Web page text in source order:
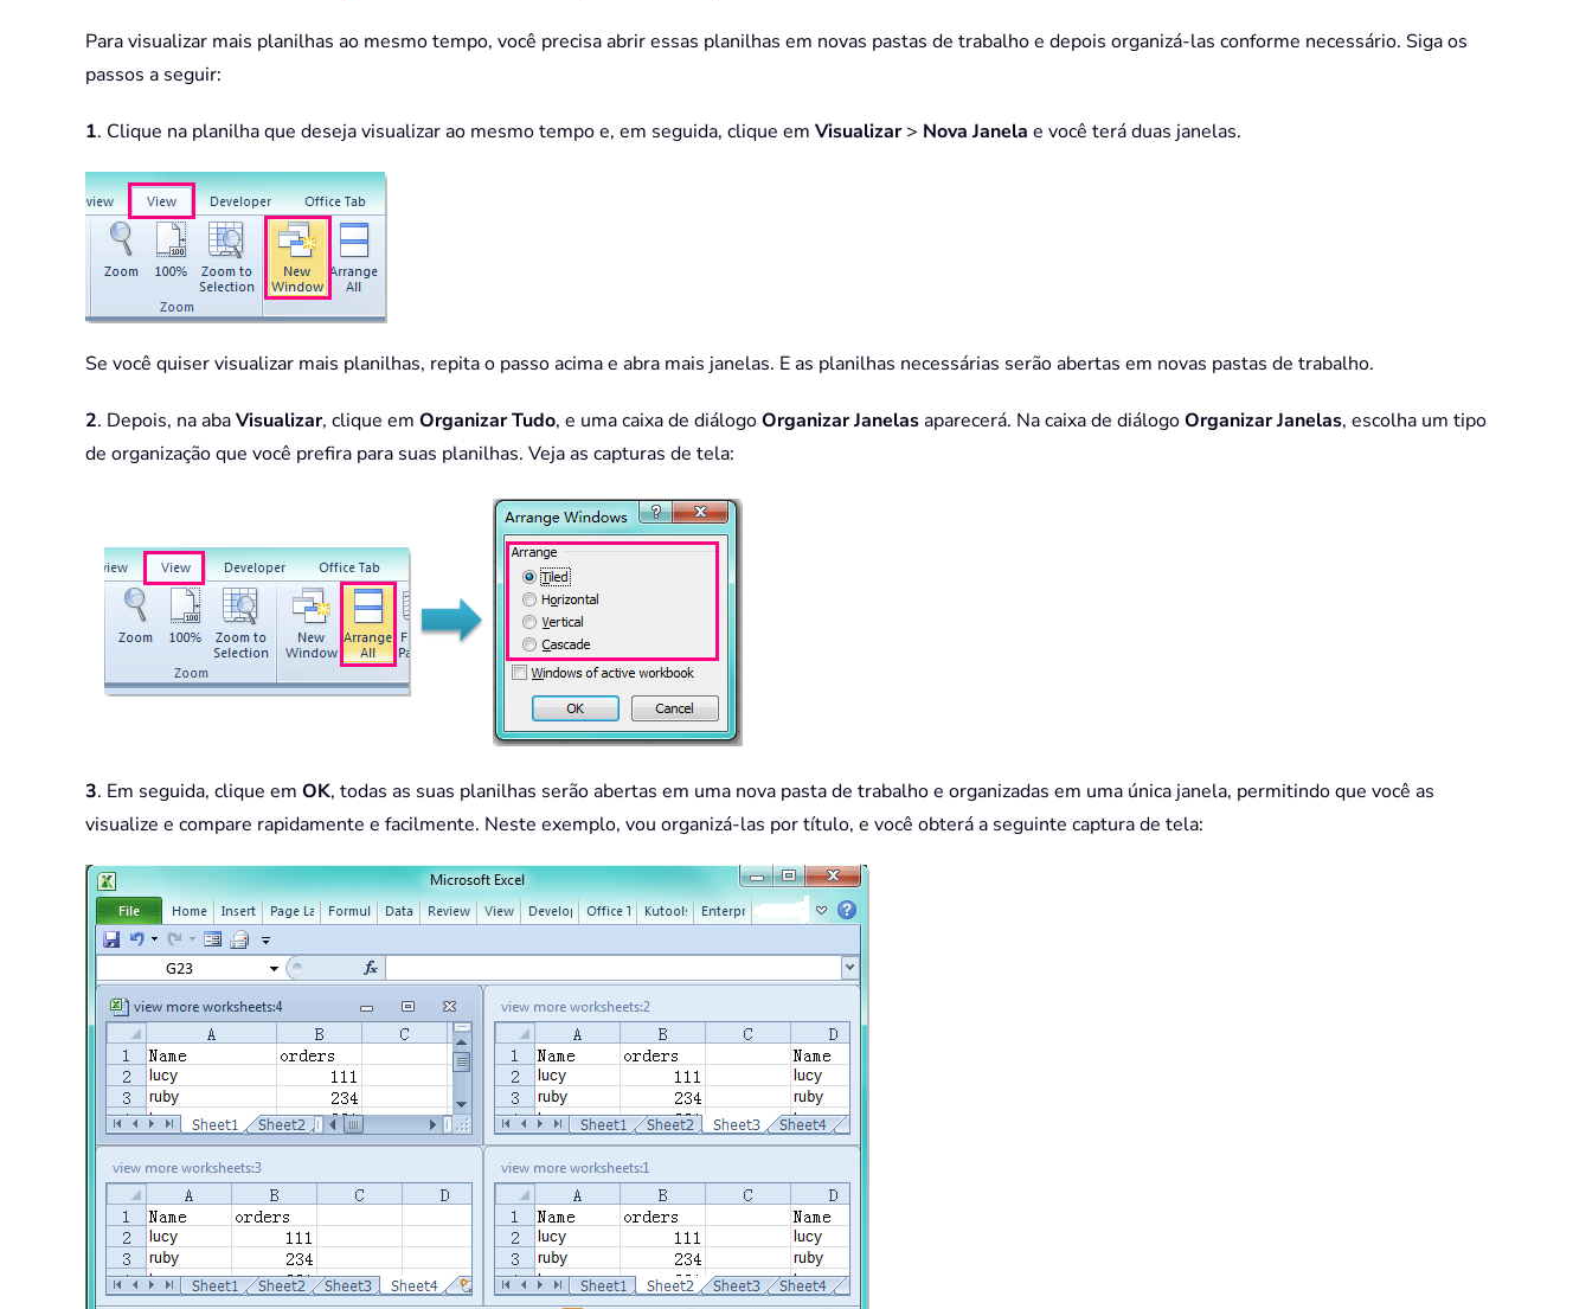
Para visualizar mais planilhas ao mesmo tempo, você precisa abrir essas planilhas em novas pastas de trabalho e depois organizá-las conforme necessário. Siga os
passos a seguir:
1. Clique na planilha que deseja visualizar ao mesmo tempo e, em seguida, clique em Visualizar> Nova Janela e você terá duas janelas.
Se você quiser visualizar mais planilhas, repita o passo acima e abra mais janelas. E as planilhas necessárias serão abertas em novas pastas de trabalho.
2. Depois, na abaVisualizar, clique em Organizar Tudo, e uma caixa de diálogoOrganizar Janelasaparecerá. Na caixa de diálogoOrganizar Janelas, escolha um tipo
de organização que você prefira para suas planilhas. Veja as capturas de tela:
3. Em seguida, clique em OK, todas as suas planilhas serão abertas em uma nova pasta de trabalho e organizadas em uma única janela, permitindo que você as
visualize e compare rapidamente e facilmente. Neste exemplo, vou organizá-las por título, e você obterá a seguinte captura de tela: